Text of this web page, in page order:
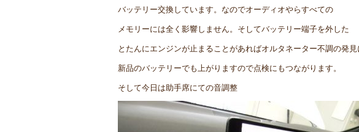
バッテリー交換しています。なのでオーディオやらすべての
メモリーには全く影響しません。そしてバッテリー端子を外した
とたんにエンジンが止まることがあればオルタネーター不調の発見
新品のバッテリーでも上がりますので点検にもつながります。
そして今日は助手席にての音調整